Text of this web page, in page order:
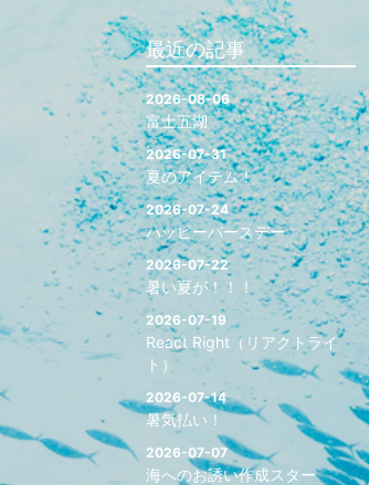
最近の記事
2026-08-06
富士五湖
2026-07-31
夏のアイテム！
2026-07-24
ハッピーバースデー
2026-07-22
暑い夏が！！！
2026-07-19
React Right（リアクトライ
ト）
2026-07-14
暑気払い！
2026-07-07
海へのお誘い作成スター